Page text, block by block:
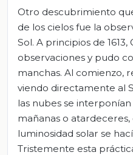
Otro descubrimiento
de los cielos fue la
Sol. A principios de 1613,
observaciones y pudo
manchas. Al comienzo,
viendo directamente al
las nubes se interponían
mañanas o
luminosidad solar se
Tristemente esta